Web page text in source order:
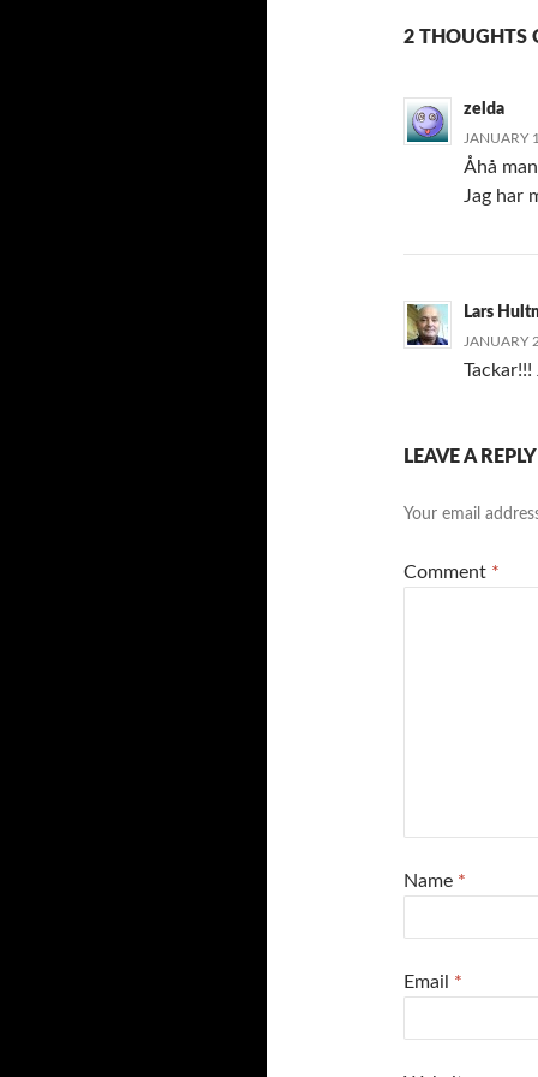
2 THOUGHTS
zelda
JANUARY
Åhå
Jag har
Lars
JANUARY
LEAVE A REPLY
Your email
Comment *
Name *
Email *